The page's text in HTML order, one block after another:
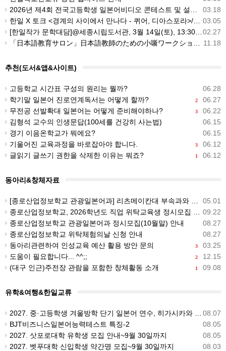
03.18
2026년 제4회 전국고등학생 일본어비디오 콘테스트 및 설명회 신청 안내
03.05
한일 X 토크 <경계의 사이에서 만나다 - 퀴어, 디아스포라>/3월 20일 13시, 한국외대
02.27
[한일작가 문학대담]@세종시립도서관, 3월 14일(토), 13:30~16:30
11.18
「日本語教育サロン」日本語教師のための小噺ワークショップ/[일본어교육살롱]일본어 교사를 위한 고바나시 워크숍 안내
추천(도서&앱&사이트)
06.28
고등학교 시간표 구성의 원리는 뭘까?
2 06.27
학기말 일본어 진로연계독서는 어떻게 할까?
3 06.22
무전공 선발확대 일본어는 어떻게 준비해야하나?
06.15
김형석 교수의 인생문답(100세를 건강히 사는법)
06.15
경기 이음온학교가 뭐에요?
3 06.12
기울어진 교육과정을 바로잡아야 합니다.
1 06.12
글읽기 글쓰기 권한을 삭제한 이유는 뭐죠?
동아리&창체자료
05.01
[종로산업정보학교 관광일본어과] 리츠메이칸대 부속과와 온라인교류 04.28(화)
09.22
종로산업정보학교, 2026학년도 직업 위탁교육생 정시모집 네이버뉴스 기사
08.27
종로산업정보학교 관광일본어과 정시모집(10월말) 안내
08.27
종로산업정보학교 위탁체험의날 신청 안내
3 03.25
동아리관련하여 인성교육 예산 활용 방안 문의
2 12.15
도움이 필요합니다... ^^;;
1 09.08
(대구 인근)주전장 관람을 포함한 창체활동 소개
유학&여행&한일교류
08.07
2027. 중·고등학생 겨울방학 단기 일본어 연수, 히가시카와 공립 일본어학교 프로그램 사전안내
08.05
BJT비즈니스일본어능력테스트 특징-2
08.05
2027. 삿포로대학 유학생 모집 안내~9월 30일까지
08.03
2027. 벳푸대학 신입학생 약간명 모집~9월 30일까지